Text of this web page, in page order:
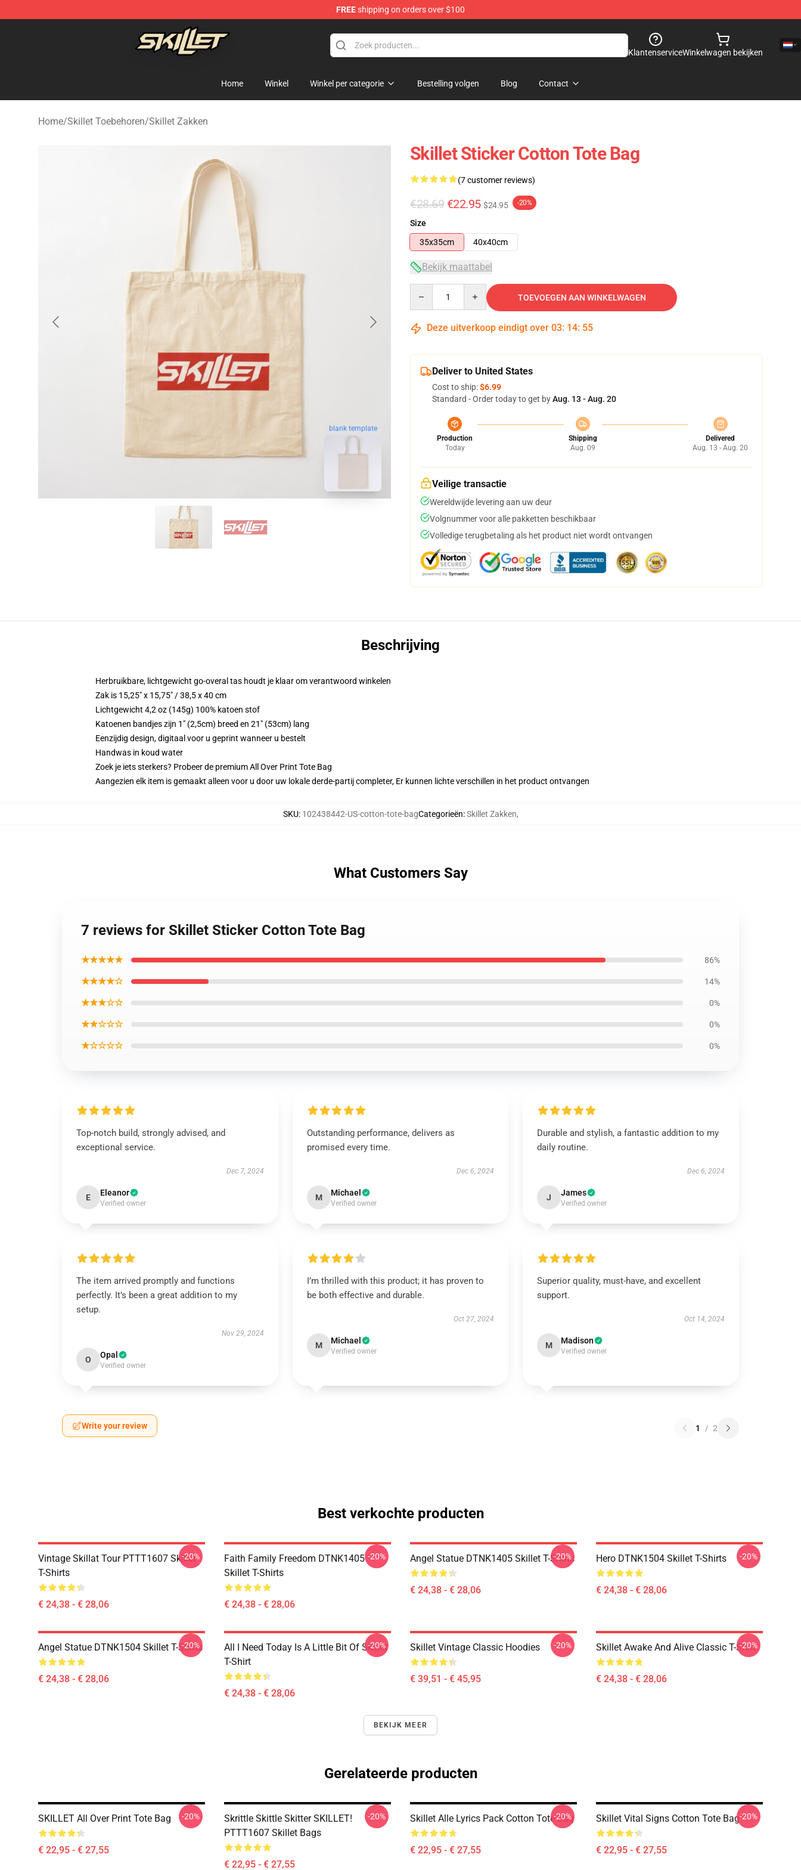
FREEshipping on orders over $100
Skillet Shop - Official Skillet Merchandise Store
KlantenserviceWinkelwagen bekijken
Home Winkel Winkel per categorie Bestelling volgen Blog Contact
Home/Skillet Toebehoren/Skillet Zakken
blank template
Skillet Sticker Cotton Tote Bag
(7 customer reviews)
€28.69 €22.95 $24.95 -20%
Size
35x35cm
40x40cm
Bekijk maattabel
TOEVOEGEN AAN WINKELWAGEN
Deze uitverkoop eindigt over 03: 14: 54
Deliver to United States
Cost to ship:$6.99
Standard - Order today to get byAug. 13 - Aug. 20
Production
Today
Shipping
Aug. 09
Delivered
Aug. 13 - Aug. 20
Veilige transactie
Wereldwijde levering aan uw deur
Volgnummer voor alle pakketten beschikbaar
Volledige terugbetaling als het product niet wordt ontvangen
Beschrijving
Herbruikbare, lichtgewicht go-overal tas houdt je klaar om verantwoord winkelen
Zak is 15,25" x 15,75" / 38,5 x 40 cm
Lichtgewicht 4,2 oz (145g) 100% katoen stof
Katoenen bandjes zijn 1" (2,5cm) breed en 21" (53cm) lang
Eenzijdig design, digitaal voor u geprint wanneer u bestelt
Handwas in koud water
Zoek je iets sterkers? Probeer de premium All Over Print Tote Bag
Aangezien elk item is gemaakt alleen voor u door uw lokale derde-partij completer, Er kunnen lichte verschillen in het product ontvangen
SKU: 102438442-US-cotton-tote-bagCategorieën:Skillet Zakken,
What Customers Say
7 reviews for Skillet Sticker Cotton Tote Bag
★★★★★ 86%
★★★★☆ 14%
★★★☆☆ 0%
★★☆☆☆ 0%
★☆☆☆☆ 0%
Top-notch build, strongly advised, and
exceptional service.
Dec 7, 2024
E Eleanor
Verified owner
Outstanding performance, delivers as
promised every time.
Dec 6, 2024
M Michael
Verified owner
Durable and stylish, a fantastic addition to my
daily routine.
Dec 6, 2024
J James
Verified owner
The item arrived promptly and functions
perfectly. It’s been a great addition to my
setup.
Nov 29, 2024
O Opal
Verified owner
I’m thrilled with this product; it has proven to
be both effective and durable.
Oct 27, 2024
M Michael
Verified owner
Superior quality, must-have, and excellent
support.
Oct 14, 2024
M Madison
Verified owner
Write your review 1 / 2
Best verkochte producten
Vintage Skillat Tour PTTT1607 Skillet
T-Shirts
€ 24,38 - € 28,06
-20%
Faith Family Freedom DTNK1405
Skillet T-Shirts
€ 24,38 - € 28,06
-20% Angel Statue DTNK1405 Skillet T-Shirts
€ 24,38 - € 28,06
-20% Hero DTNK1504 Skillet T-Shirts
€ 24,38 - € 28,06
-20%
Angel Statue DTNK1504 Skillet T-Shirts
€ 24,38 - € 28,06
-20%
All I Need Today Is A Little Bit Of Skillet
T-Shirt
€ 24,38 - € 28,06
-20% Skillet Vintage Classic Hoodies
€ 39,51 - € 45,95
-20% Skillet Awake And Alive Classic T-Shirt
€ 24,38 - € 28,06
-20%
BEKIJK MEER
Gerelateerde producten
SKILLET All Over Print Tote Bag
€ 22,95 - € 27,55
-20%
Skrittle Skittle Skitter SKILLET!
PTTT1607 Skillet Bags
€ 22,95 - € 27,55
-20% Skillet Alle Lyrics Pack Cotton Tote Bag
€ 22,95 - € 27,55
-20% Skillet Vital Signs Cotton Tote Bag
€ 22,95 - € 27,55
-20%